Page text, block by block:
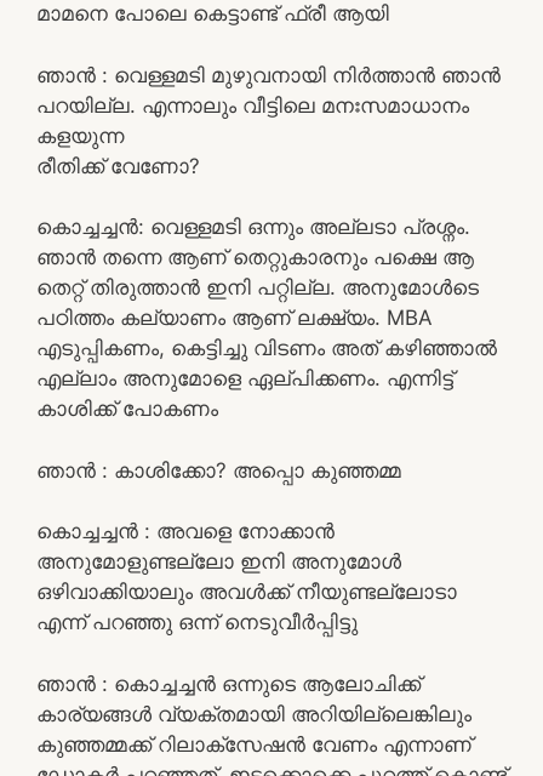
മാമനെ പോലെ കെട്ടാണ്ട് ഫ്രീ ആയി
ഞാൻ : വെള്ളമടി മുഴുവനായി നിർത്താൻ ഞാൻ
പറയില്ല. എന്നാലും വീട്ടിലെ മനഃസമാധാനം
കളയുന്ന
രീതിക്ക് വേണോ?
കൊച്ചച്ചൻ: വെള്ളമടി ഒന്നും അല്ലടാ പ്രശ്നം.
ഞാൻ തന്നെ ആണ് തെറ്റുകാരനും പക്ഷെ ആ
തെറ്റ് തിരുത്താൻ ഇനി പറ്റില്ല. അനുമോൾടെ
പഠിത്തം കല്യാണം ആണ് ലക്ഷ്യം. MBA
എടുപ്പികണം, കെട്ടിച്ചു വിടണം അത് കഴിഞ്ഞാൽ
എല്ലാം അനുമോളെ ഏല്പിക്കണം. എന്നിട്ട്
കാശിക്ക് പോകണം
ഞാൻ : കാശിക്കോ? അപ്പൊ കുഞ്ഞമ്മ
കൊച്ചച്ചൻ : അവളെ നോക്കാൻ
അനുമോളുണ്ടല്ലോ ഇനി അനുമോൾ
ഒഴിവാക്കിയാലും അവൾക്ക് നീയുണ്ടല്ലോടാ
എന്ന് പറഞ്ഞു ഒന്ന് നെടുവീർപ്പിട്ടു
ഞാൻ : കൊച്ചച്ചൻ ഒന്നുടെ ആലോചിക്ക്
കാര്യങ്ങൾ വ്യക്തമായി അറിയില്ലെങ്കിലും
കുഞ്ഞമ്മക്ക് റിലാക്സേഷൻ വേണം എന്നാണ്